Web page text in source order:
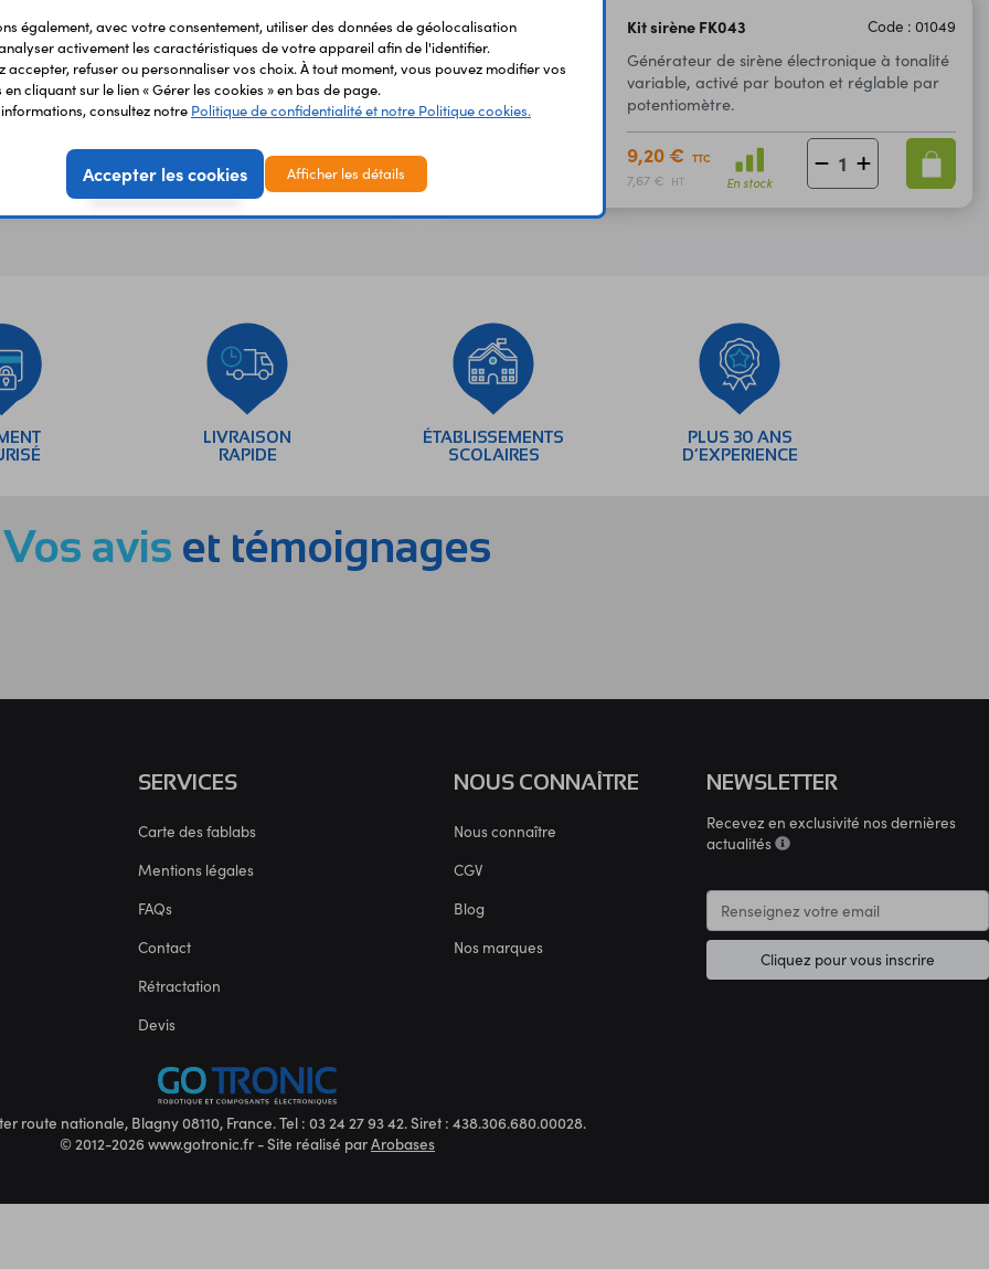
Kit générateur de sons 16 effets Code : 01043
Kit à souder permettant la réalisation d'un
générateur de son comprenant 16 effets
sélectionnables.
4,95 €
4,12 € HT En stock
Kit sirène FK043 Code : 01049
Générateur de sirène électronique à tonalité
variable, activé par bouton et réglable par
potentiomètre.
9,20 € TTC
7,67 € HT En stock
LIVRAISON
RAPIDE
ÉTABLISSEMENTS
SCOLAIRES
PLUS 30 ANS
D’EXPERIENCE
Vos avis et témoignages
SERVICES
Carte des fablabs
Mentions légales
FAQs
Contact
Rétractation
Devis
NOUS CONNAÎTRE
Nous connaître
CGV
Blog
Nos marques
NEWSLETTER
Recevez en exclusivité nos dernières
actualités
Cliquez pour vous inscrire
route nationale, Blagny 08110, France. Tel : 03 24 27 93 42. Siret : 438.306.680.00028.
© 2012-2026 www.gotronic.fr - Site réalisé parArobases
également, avec votre consentement, utiliser des données de géolocalisation
activement les caractéristiques de votre appareil afin de l'identifier.
accepter, refuser ou personnaliser vos choix. À tout moment, vous pouvez modifier vos
cliquant sur le lien « Gérer les cookies » en bas de page.
consultez notre Politique de confidentialité et notre Politique cookies.
Accepter les cookies Afficher les détails